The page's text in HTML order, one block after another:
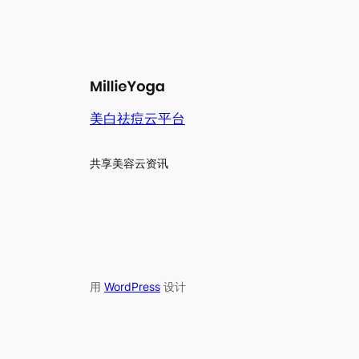
美白祛痘云平台
共享美容云资讯
用 WordPress 设计